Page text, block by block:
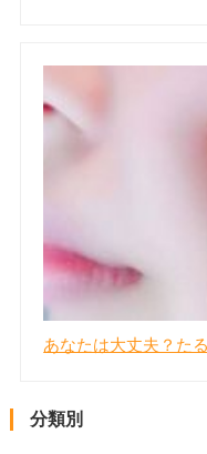
あなたは大丈夫？た
分類別